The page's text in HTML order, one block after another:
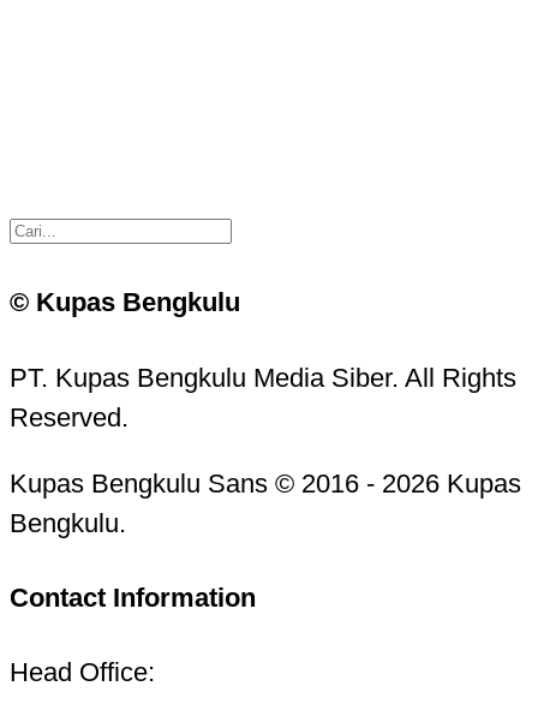
© Kupas Bengkulu
PT. Kupas Bengkulu Media Siber. All Rights
Reserved.
Kupas Bengkulu Sans © 2016 - 2026 Kupas
Bengkulu.
Contact Information
Head Office: